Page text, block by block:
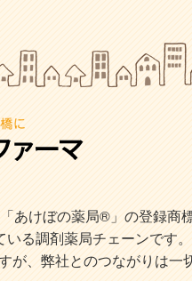
あけぼの薬局®」の登録商
る調剤薬局チェーンです。
、弊社とのつながりは一